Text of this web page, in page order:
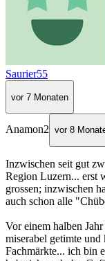
Saurier55
vor 7 Monaten
Anamon2 vor 8
Inzwischen seit gut
Region Luzern... erst
grossen; inzwischen
auch schon alle
Vor einem halben
miserabel getimte
Fachmärkte... ich bin